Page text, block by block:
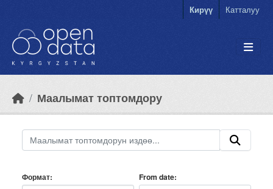
Кирүү Катталуу
Маалымат топтомдору
Формат From date